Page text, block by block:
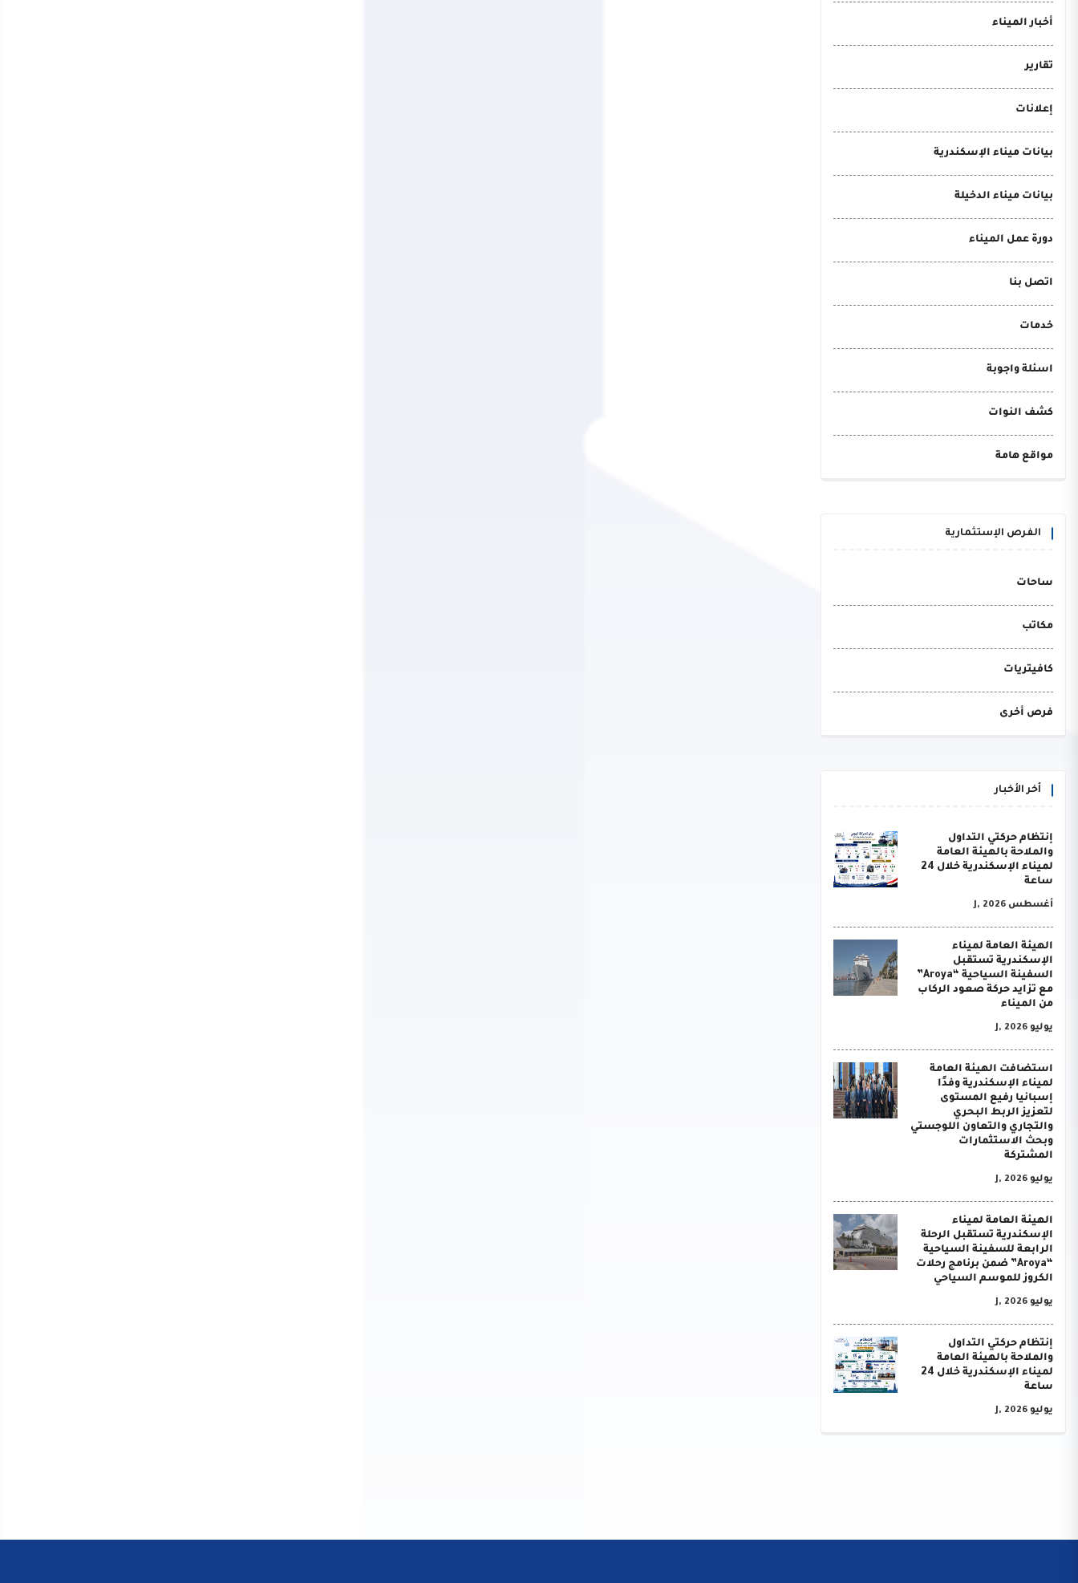
أخبار الميناء
تقارير
إعلانات
بيانات ميناء الإسكندرية
بيانات ميناء الدخيلة
دورة عمل الميناء
اتصل بنا
خدمات
اسئلة واجوبة
كشف النوات
مواقع هامة
الفرص الإستثمارية
ساحات
مكاتب
كافيتريات
فرص أخرى
أخر الأخبار
إنتظام حركتي التداول
والملاحة بالهيئة العامة
لميناء الإسكندرية خلال 24
ساعة
أغسطس J, 2026
الهيئة العامة لميناء
الإسكندرية تستقبل
السفينة السياحية “Aroya”
مع تزايد حركة صعود الركاب
من الميناء
يوليو J, 2026
استضافت الهيئة العامة
لميناء الإسكندرية وفدًا
إسبانيا رفيع المستوى
لتعزيز الربط البحري
والتجاري والتعاون اللوجستي
وبحث الاستثمارات
المشتركة
يوليو J, 2026
الهيئة العامة لميناء
الإسكندرية تستقبل الرحلة
الرابعة للسفينة السياحية
“Aroya” ضمن برنامج رحلات
الكروز للموسم السياحي
يوليو J, 2026
إنتظام حركتي التداول
والملاحة بالهيئة العامة
لميناء الإسكندرية خلال 24
ساعة
يوليو J, 2026